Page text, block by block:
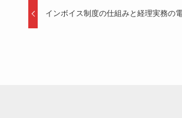
インボイス制度の仕組みと経理実務の